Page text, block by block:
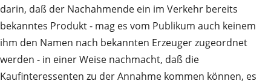
darin, daß der Nachahmende ein im Verkehr bereits
bekanntes Produkt - mag es vom Publikum auch keinem
ihm den Namen nach bekannten Erzeuger zugeordnet
werden - in einer Weise nachmacht, daß die
Kaufinteressenten zu der Annahme kommen können, es